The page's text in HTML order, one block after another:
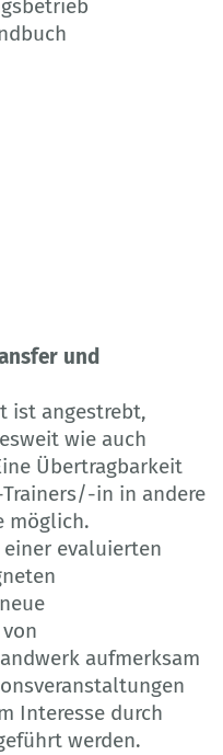
und
ist angestrebt,
wie auch
Übertragbarkeit
in in andere
möglich.
evaluierten
aufmerksam
Interesse durch
werden.